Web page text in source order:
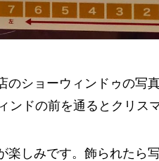
のショーウィンドゥの写
ンドの前を通るとクリス
しみです。飾られたら